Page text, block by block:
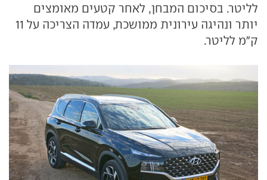
לליטר. בסיכום המבחן, לאחר קטעים מאומצים
יותר ונהיגה עירונית ממושכת, עמדה הצריכה על 11
ק"מ לליטר.